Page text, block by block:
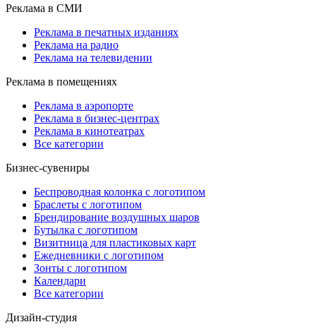
Реклама в СМИ
Реклама в печатных изданиях
Реклама на радио
Реклама на телевидении
Реклама в помещениях
Реклама в аэропорте
Реклама в бизнес-центрах
Реклама в кинотеатрах
Все категории
Бизнес-сувениры
Беспроводная колонка с логотипом
Браслеты с логотипом
Брендирование воздушных шаров
Бутылка с логотипом
Визитница для пластиковых карт
Ежедневники с логотипом
Зонты с логотипом
Календари
Все категории
Дизайн-студия